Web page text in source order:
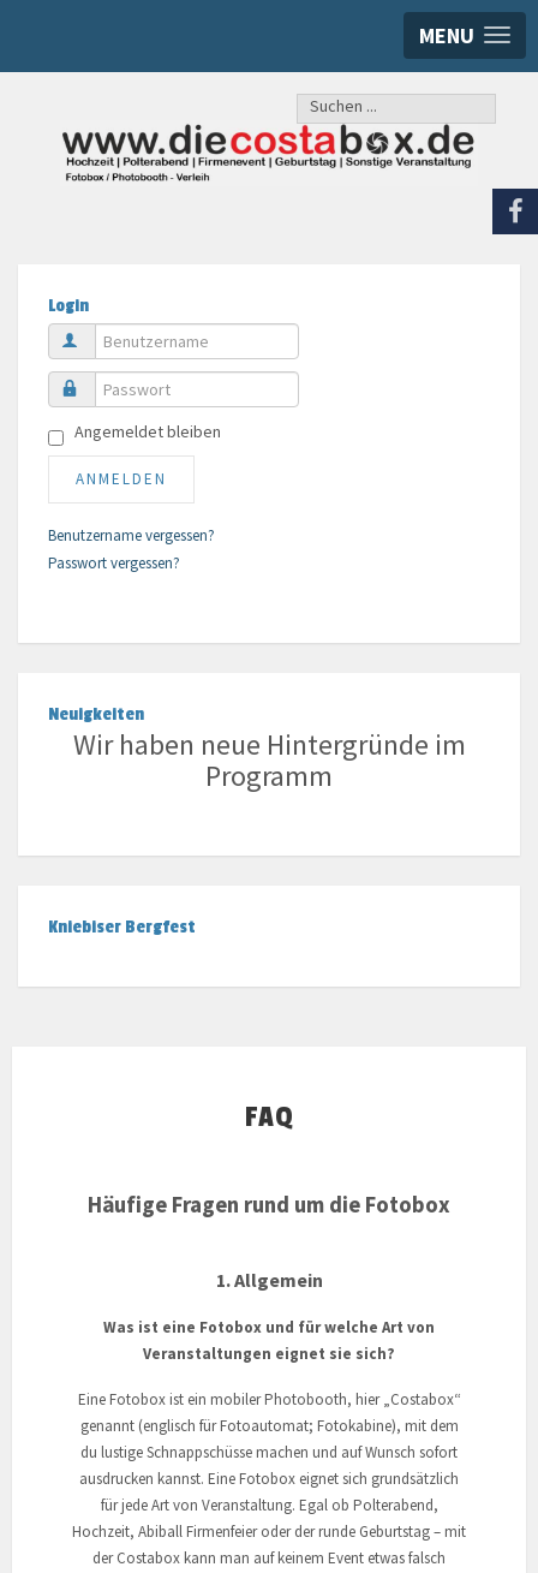
MENU
Suchen
...
Login
Benutzername
Passwort
Angemeldet bleiben
ANMELDEN
Benutzername vergessen?
Passwort vergessen?
Neuigkeiten
Wir haben neue Hintergründe im
Programm
Kniebiser Bergfest
FAQ
Häufige Fragen rund um die Fotobox
1. Allgemein
Was ist eine Fotobox und für welche Art von
Veranstaltungen eignet sie sich?
Eine Fotobox ist ein mobiler Photobooth, hier „Costabox“
genannt (englisch für Fotoautomat; Fotokabine), mit dem
du lustige Schnappschüsse machen und auf Wunsch sofort
ausdrucken kannst. Eine Fotobox eignet sich grundsätzlich
für jede Art von Veranstaltung. Egal ob Polterabend,
Hochzeit, Abiball Firmenfeier oder der runde Geburtstag – mit
der Costabox kann man auf keinem Event etwas falsch